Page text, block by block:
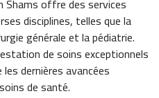
disciplines, telles que la
générale et la pédiatrie.
de soins exceptionnels
dernières avancées
de santé.